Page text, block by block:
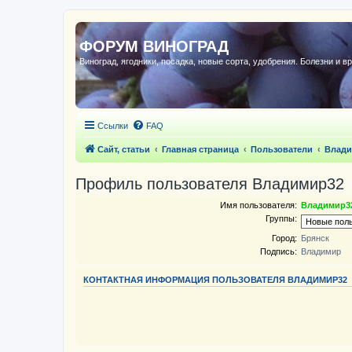
ФОРУМ ВИНОГРАД
Виноград, ягодники, посадка, новые сорта, удобрения. Болезни и
Ссылки FAQ
Сайт, статьи Главная страница Пользователи
Профиль пользователя Владимир32
Имя пользователя:
Группы:
Город: Брянск
Подпись: Владимир
КОНТАКТНАЯ ИНФОРМАЦИЯ ПОЛЬЗОВАТЕЛЯ ВЛАДИМИР32